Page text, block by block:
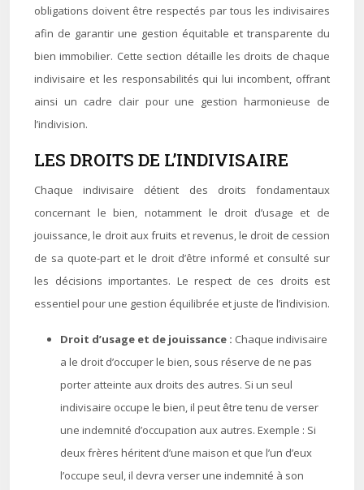
obligations doivent être respectés par tous les indivisaires
afin de garantir une gestion équitable et transparente du
bien immobilier. Cette section détaille les droits de chaque
indivisaire et les responsabilités qui lui incombent, offrant
ainsi un cadre clair pour une gestion harmonieuse de
l’indivision.
LES DROITS DE L’INDIVISAIRE
Chaque indivisaire détient des droits fondamentaux
concernant le bien, notamment le droit d’usage et de
jouissance, le droit aux fruits et revenus, le droit de cession
de sa quote-part et le droit d’être informé et consulté sur
les décisions importantes. Le respect de ces droits est
essentiel pour une gestion équilibrée et juste de l’indivision.
Droit d’usage et de jouissance : Chaque indivisaire
a le droit d’occuper le bien, sous réserve de ne pas
porter atteinte aux droits des autres. Si un seul
indivisaire occupe le bien, il peut être tenu de verser
une indemnité d’occupation aux autres. Exemple : Si
deux frères héritent d’une maison et que l’un d’eux
l’occupe seul, il devra verser une indemnité à son